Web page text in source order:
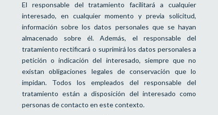
El responsable del tratamiento facilitará a cualquier
interesado, en cualquier momento y previa solicitud,
información sobre los datos personales que se hayan
almacenado sobre él. Además, el responsable del
tratamiento rectificará o suprimirá los datos personales a
petición o indicación del interesado, siempre que no
existan obligaciones legales de conservación que lo
impidan. Todos los empleados del responsable del
tratamiento están a disposición del interesado como
personas de contacto en este contexto.